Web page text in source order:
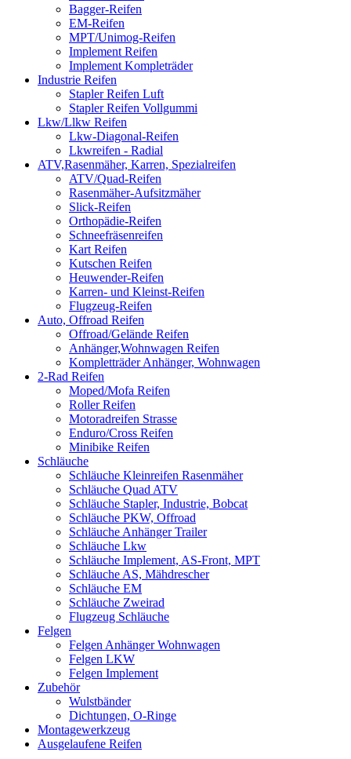
Bagger-Reifen
EM-Reifen
MPT/Unimog-Reifen
Implement Reifen
Implement Kompleträder
Industrie Reifen
Stapler Reifen Luft
Stapler Reifen Vollgummi
Lkw/Llkw Reifen
Lkw-Diagonal-Reifen
Lkwreifen - Radial
ATV,Rasenmäher, Karren, Spezialreifen
ATV/Quad-Reifen
Rasenmäher-Aufsitzmäher
Slick-Reifen
Orthopädie-Reifen
Schneefräsenreifen
Kart Reifen
Kutschen Reifen
Heuwender-Reifen
Karren- und Kleinst-Reifen
Flugzeug-Reifen
Auto, Offroad Reifen
Offroad/Gelände Reifen
Anhänger,Wohnwagen Reifen
Kompletträder Anhänger, Wohnwagen
2-Rad Reifen
Moped/Mofa Reifen
Roller Reifen
Motoradreifen Strasse
Enduro/Cross Reifen
Minibike Reifen
Schläuche
Schläuche Kleinreifen Rasenmäher
Schläuche Quad ATV
Schläuche Stapler, Industrie, Bobcat
Schläuche PKW, Offroad
Schläuche Anhänger Trailer
Schläuche Lkw
Schläuche Implement, AS-Front, MPT
Schläuche AS, Mähdrescher
Schläuche EM
Schläuche Zweirad
Flugzeug Schläuche
Felgen
Felgen Anhänger Wohnwagen
Felgen LKW
Felgen Implement
Zubehör
Wulstbänder
Dichtungen, O-Ringe
Montagewerkzeug
Ausgelaufene Reifen